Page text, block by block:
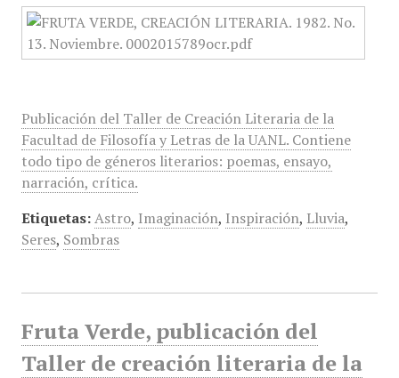
Publicación del Taller de Creación Literaria de la
Facultad de Filosofía y Letras de la UANL. Contiene
todo tipo de géneros literarios: poemas, ensayo,
narración, crítica.
Etiquetas: Astro, Imaginación, Inspiración, Lluvia,
Seres, Sombras
Fruta Verde, publicación del
Taller de creación literaria de la